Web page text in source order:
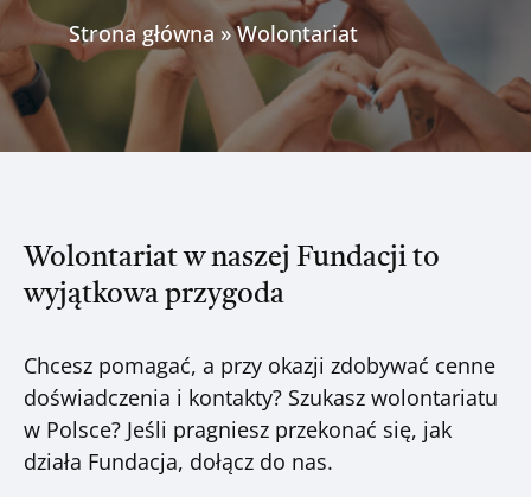
Strona główna »Wolontariat
Wolontariat w naszej Fundacji to
wyjątkowa przygoda
Chcesz pomagać, a przy okazji zdobywać cenne
doświadczenia i kontakty? Szukasz wolontariatu
w Polsce? Jeśli pragniesz przekonać się, jak
działa Fundacja, dołącz do nas.